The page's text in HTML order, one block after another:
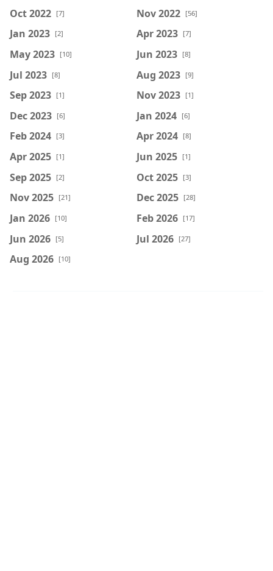
Oct 2022 [7] Nov 2022 [56]
Jan 2023 [2] Apr 2023 [7]
May 2023 [10] Jun 2023 [8]
Jul 2023 [8] Aug 2023 [9]
Sep 2023 [1] Nov 2023 [1]
Dec 2023 [6] Jan 2024 [6]
Feb 2024 [3] Apr 2024 [8]
Apr 2025 [1] Jun 2025 [1]
Sep 2025 [2] Oct 2025 [3]
Nov 2025 [21] Dec 2025 [28]
Jan 2026 [10] Feb 2026 [17]
Jun 2026 [5] Jul 2026 [27]
Aug 2026 [10]